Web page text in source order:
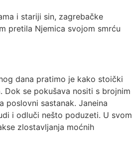
i stariji sin, zagrebačke
pretila Njemica svojom smrću
dana pratimo je kako stoički
Dok se pokušava nositi s brojnim
poslovni sastanak. Janeina
i odluči nešto poduzeti. U svom
zlostavljanja moćnih